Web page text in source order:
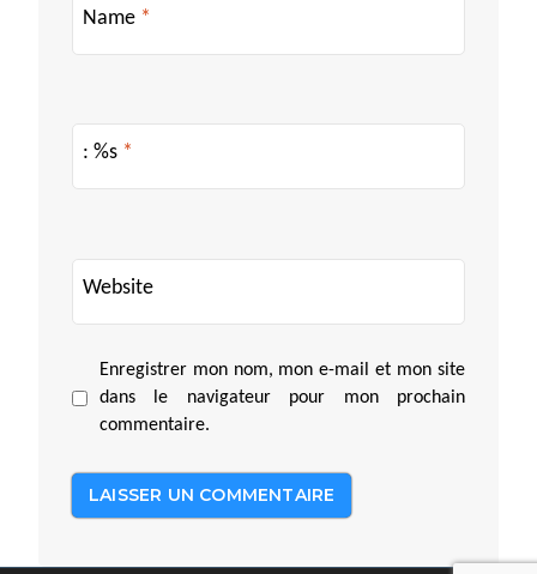
Name *
: %s *
Website
Enregistrer mon nom, mon e-mail et mon site
dans le navigateur pour mon prochain
commentaire.